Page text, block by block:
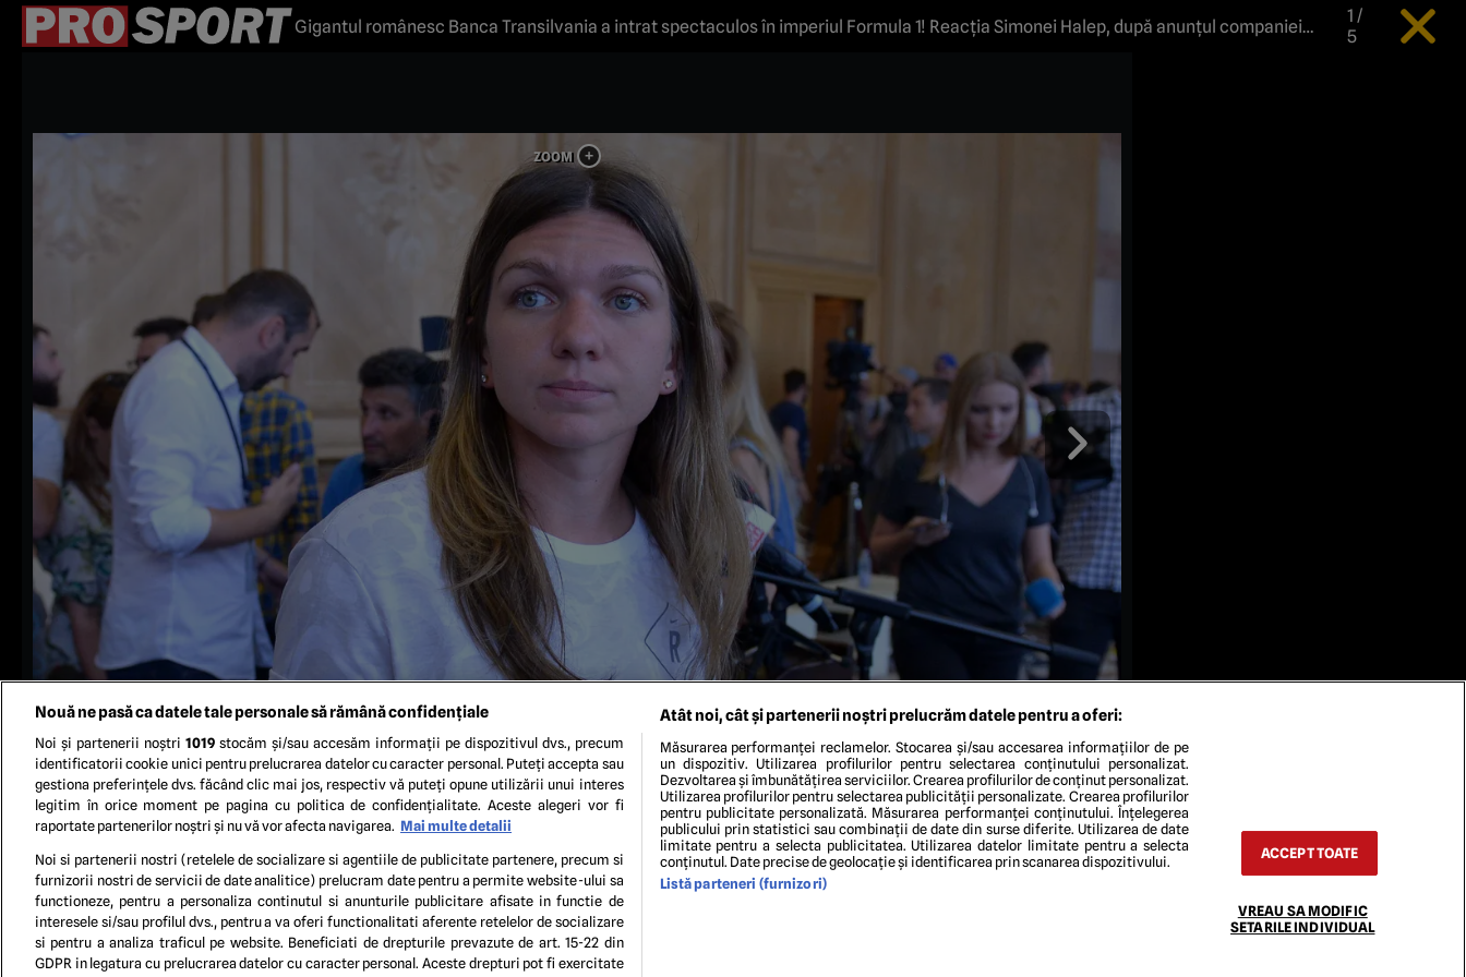
Gigantul românesc Banca Transilvania a intrat spectaculos în imperiul Formula 1! Reacția Simonei Halep, după anunțul companiei
1 /
5
Foto: SPORT PICTURES
TERMENI ȘI CONDIȚIIPOLITICA DE CONFIDENTIALITATE
Nouă ne pasă ca datele tale personale să rămână confidențiale
Noi și partenerii noștri 1019stocăm și/sau accesăm informații pe dispozitivul dvs., precum
identificatorii cookie unici pentru prelucrarea datelor cu caracter personal. Puteți accepta sau
gestiona preferințele dvs. făcând clic mai jos, respectiv vă puteți opune utilizării unui interes
legitim în orice moment pe pagina cu politica de confidențialitate. Aceste alegeri vor fi
raportate partenerilor noștri și nu vă vor afecta navigarea. Mai multe detalii
Noi si partenerii nostri (retelele de socializare si agentiile de publicitate partenere, precum si
furnizorii nostri de servicii de date analitice) prelucram date pentru a permite website-ului sa
functioneze, pentru a personaliza continutul si anunturile publicitare afisate in functie de
interesele si/sau profilul dvs., pentru a va oferi functionalitati aferente retelelor de socializare
si pentru a analiza traficul pe website. Beneficiati de drepturile prevazute de art. 15-22 din
GDPR in legatura cu prelucrarea datelor cu caracter personal. Aceste drepturi pot fi exercitate
Atât noi, cât și partenerii noștri prelucrăm datele pentru a oferi:
Măsurarea performanței reclamelor. Stocarea și/sau accesarea informațiilor de pe
un dispozitiv. Utilizarea profilurilor pentru selectarea conținutului personalizat.
Dezvoltarea și îmbunătățirea serviciilor. Crearea profilurilor de conținut personalizat.
Utilizarea profilurilor pentru selectarea publicității personalizate. Crearea profilurilor
pentru publicitate personalizată. Măsurarea performanței conținutului. Înțelegerea
publicului prin statistici sau combinații de date din surse diferite. Utilizarea de date
limitate pentru a selecta publicitatea. Utilizarea datelor limitate pentru a selecta
conținutul. Date precise de geolocație și identificarea prin scanarea dispozitivului.
Listă parteneri (furnizori)
ACCEPT TOATE
VREAU SA MODIFIC
SETARILE INDIVIDUAL